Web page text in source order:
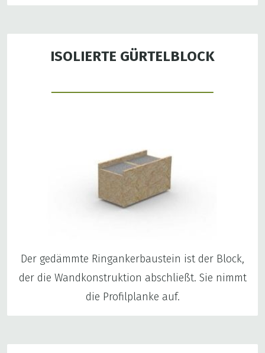
ISOLIERTE GÜRTELBLOCK
Der gedämmte Ringankerbaustein ist der Block,
der die Wandkonstruktion abschließt. Sie nimmt
die Profilplanke auf.